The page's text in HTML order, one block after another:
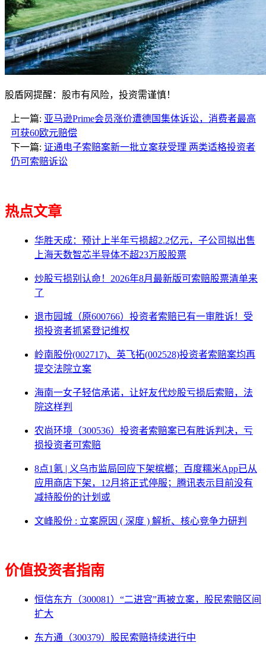
股盾网提醒：股市有风险，投资需谨慎！
上一篇: 亚马逊Prime会员涨价遭德国集体诉讼，消费者最高
可获60欧元赔偿
下一篇: 证通电子索赔案新一批立案获受理 两类适格投资者
仍可索赔诉讼
热点文章
华胜天成：预计上半年亏损超2.2亿元，子公司拟出售
上海天数智芯半导体不超23万股股票
炒股亏损别认命！2026年8月最新版可索赔股票清单来
了
退市园城（原600766）投资者索赔已有一审胜诉！受
损投资者抓紧登记维权
岭南股份(002717)、英飞拓(002528)投资者索赔案均再
提交法院立案
海南一女子轻信承诺，让好友代炒股亏损后索赔，法
院这样判
农尚环境（300536）投资者索赔案已有胜诉判决，亏
损投资者可索赔
8点1氪 | 义乌市监局回应下架槟榔；百度糯米App已从
应用商店下架，12月将正式停服；腾讯表示目前没有
减持股份的计划或
文峰股份 : 立案原因 ( 深度 ) 解析、核心竞争力研判
价值投资者指南
恒信东方（300081）“二进宫”再被立案，股民索赔区间
扩大
东方通（300379）股民索赔持续进行中